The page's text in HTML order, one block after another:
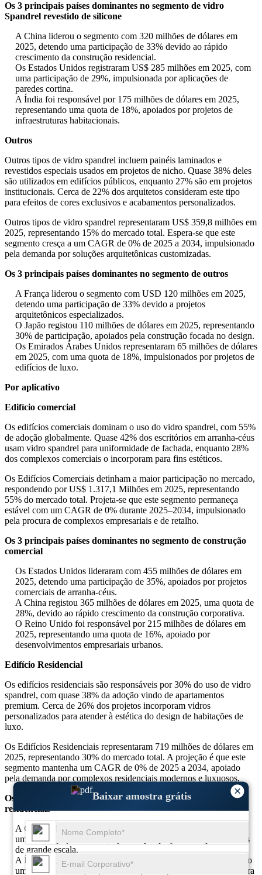
×
Baixar amostra grátis
Os 3 principais países dominantes no segmento de vidro
Spandrel revestido de silicone
A China liderou o segmento com 320 milhões de dólares em
2025, detendo uma participação de 33% devido ao rápido
crescimento da construção residencial.
Os Estados Unidos registraram US$ 285 milhões em 2025, com
uma participação de 29%, impulsionada por aplicações de
paredes cortina.
A Índia foi responsável por 175 milhões de dólares em 2025,
representando uma quota de 18%, apoiados por projetos de
infraestruturas habitacionais.
Outros
Outros tipos de vidro spandrel incluem painéis laminados e
revestidos especiais usados ​​em projetos de nicho. Quase 38% deles
são utilizados em edifícios públicos, enquanto 27% são em projetos
institucionais. Cerca de 22% dos arquitetos consideram este tipo
para efeitos de cores exclusivos e acabamentos personalizados.
Outros tipos de vidro spandrel representaram US$ 359,8 milhões em
2025, representando 15% do mercado total. Espera-se que este
segmento cresça a um CAGR de 0% de 2025 a 2034, impulsionado
pela demanda por soluções arquitetônicas customizadas.
Os 3 principais países dominantes no segmento de outros
A França liderou o segmento com USD 120 milhões em 2025,
detendo uma participação de 33% devido a projetos
arquitetônicos especializados.
O Japão registou 110 milhões de dólares em 2025, representando
30% de participação, apoiados pela construção focada no design.
Os Emirados Árabes Unidos representaram 65 milhões de dólares
em 2025, com uma quota de 18%, impulsionados por projetos de
edifícios de luxo.
Por aplicativo
Edifício comercial
Os edifícios comerciais dominam o uso do vidro spandrel, com 55%
de adoção globalmente. Quase 42% dos escritórios em arranha-céus
usam vidro spandrel para uniformidade de fachada, enquanto 28%
dos complexos comerciais o incorporam para fins estéticos.
Os Edifícios Comerciais detinham a maior participação no mercado,
respondendo por US$ 1.317,1 Milhões em 2025, representando
55% do mercado total. Projeta-se que este segmento permaneça
estável com um CAGR de 0% durante 2025–2034, impulsionado
pela procura de complexos empresariais e de retalho.
Os 3 principais países dominantes no segmento de construção
comercial
Os Estados Unidos lideraram com 455 milhões de dólares em
2025, detendo uma participação de 35%, apoiados por projetos
comerciais de arranha-céus.
A China registou 365 milhões de dólares em 2025, uma quota de
28%, devido ao rápido crescimento da construção corporativa.
O Reino Unido foi responsável por 215 milhões de dólares em
2025, representando uma quota de 16%, apoiado por
desenvolvimentos empresariais urbanos.
Edifício Residencial
Os edifícios residenciais são responsáveis ​​por 30% do uso de vidro
spandrel, com quase 38% da adoção vindo de apartamentos
premium. Cerca de 26% dos projetos incorporam vidros
personalizados para atender à estética do design de habitações de
luxo.
Os Edifícios Residenciais representaram 719 milhões de dólares em
2025, representando 30% do mercado total. A projeção é que este
segmento mantenha um CAGR de 0% de 2025 a 2034, apoiado
pela demanda por complexos residenciais modernos e luxuosos.
Os 3 principais países dominantes no segmento de edifícios
residenciais
A China liderou com 240 milhões de dólares em 2025, detendo
uma participação de 33%, apoiada por projetos de apartamentos
de grande escala.
A Índia registou 180 milhões de dólares em 2025, representando
uma quota de 25%, impulsionada pela expansão da infraestrutura